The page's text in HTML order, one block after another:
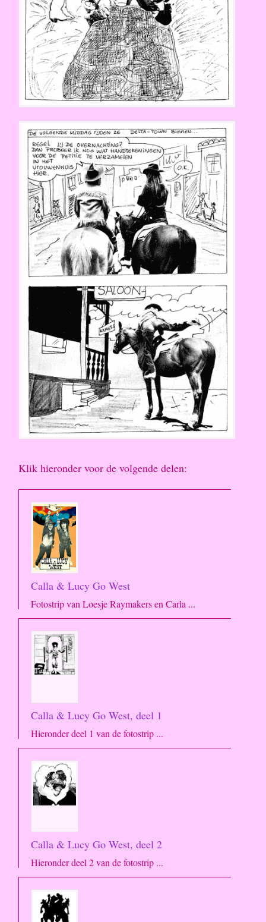
Klik hieronder voor de volgende delen:
Calla & Lucy Go West
Fotostrip van Loesje Raymakers en Carla ...
Calla & Lucy Go West, deel 1
Hieronder deel 1 van de fotostrip ...
Calla & Lucy Go West, deel 2
Hieronder deel 2 van de fotostrip ...